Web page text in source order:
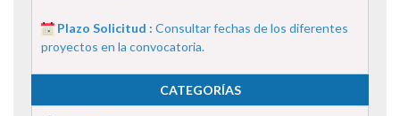
Plazo Solicitud : Consultar fechas de los diferentes
proyectos en la convocatoria.
CATEGORÍAS